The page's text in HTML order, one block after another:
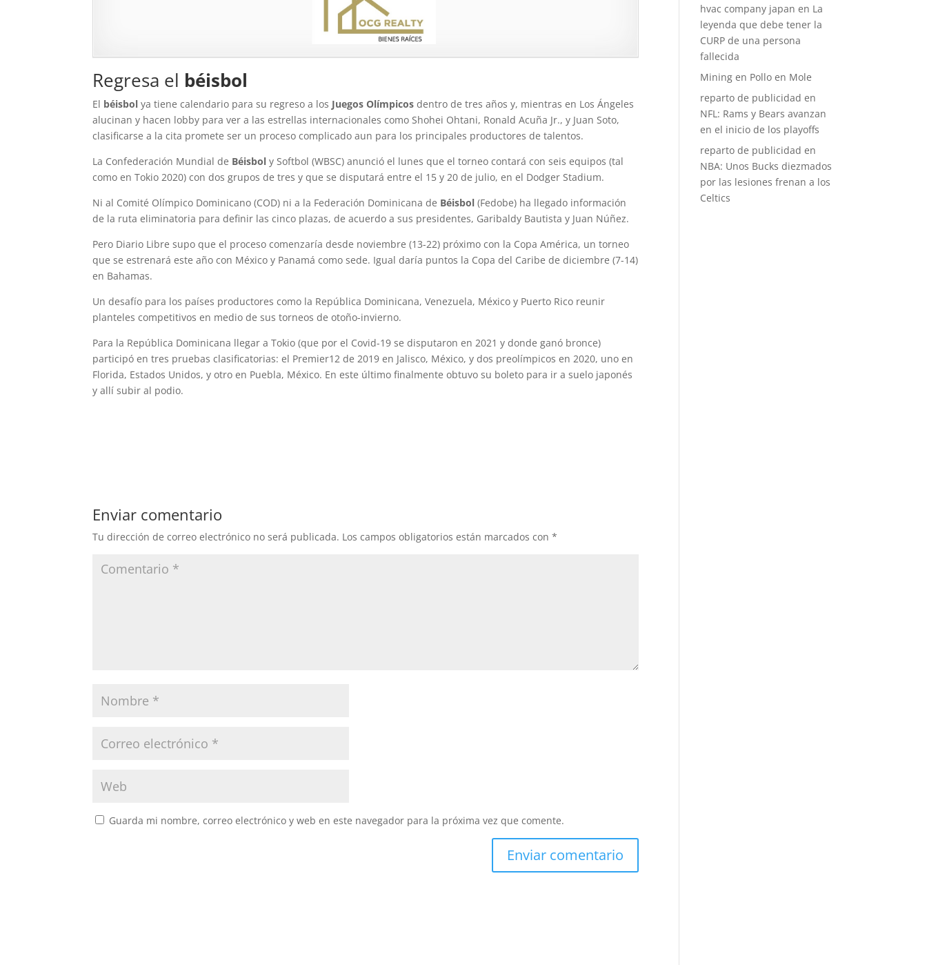
Regresa el béisbol
El béisbol ya tiene calendario para su regreso a los Juegos Olímpicos dentro de tres años y, mientras en Los Ángeles
alucinan y hacen lobby para ver a las estrellas internacionales como Shohei Ohtani, Ronald Acuña Jr., y Juan Soto,
clasificarse a la cita promete ser un proceso complicado aun para los principales productores de talentos.
La Confederación Mundial de Béisbol y Softbol (WBSC) anunció el lunes que el torneo contará con seis equipos (tal
como en Tokio 2020) con dos grupos de tres y que se disputará entre el 15 y 20 de julio, en el Dodger Stadium.
Ni al Comité Olímpico Dominicano (COD) ni a la Federación Dominicana de Béisbol (Fedobe) ha llegado información
de la ruta eliminatoria para definir las cinco plazas, de acuerdo a sus presidentes, Garibaldy Bautista y Juan Núñez.
Pero Diario Libre supo que el proceso comenzaría desde noviembre (13-22) próximo con la Copa América, un torneo
que se estrenará este año con México y Panamá como sede. Igual daría puntos la Copa del Caribe de diciembre (7-14)
en Bahamas.
Un desafío para los países productores como la República Dominicana, Venezuela, México y Puerto Rico reunir
planteles competitivos en medio de sus torneos de otoño-invierno.
Para la República Dominicana llegar a Tokio (que por el Covid-19 se disputaron en 2021 y donde ganó bronce)
participó en tres pruebas clasificatorias: el Premier12 de 2019 en Jalisco, México, y dos preolímpicos en 2020, uno en
Florida, Estados Unidos, y otro en Puebla, México. En este último finalmente obtuvo su boleto para ir a suelo japonés
y allí subir al podio.
Enviar comentario
Tu dirección de correo electrónico no será publicada. Los campos obligatorios están marcados con*
Guarda mi nombre, correo electrónico y web en este navegador para la próxima vez que comente.
hvac company japan en La
leyenda que debe tener la
CURP de una persona
fallecida
Mining en Pollo en Mole
reparto de publicidad en
NFL: Rams y Bears avanzan
en el inicio de los playoffs
reparto de publicidad en
NBA: Unos Bucks diezmados
por las lesiones frenan a los
Celtics